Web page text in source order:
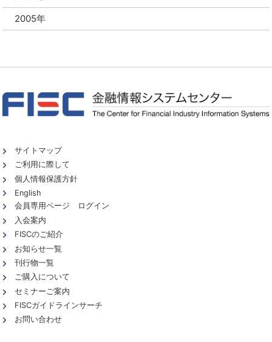
2005年
サイトマップ
ご利用に際して
個人情報保護方針
English
会員専用ページ ログイン
入会案内
FISCのご紹介
お知らせ一覧
刊行物一覧
ご購入について
セミナーご案内
FISCガイドラインサーチ
お問い合わせ